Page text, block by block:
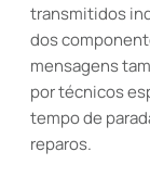
transmitidos
dos
mensagens
por técnicos
tempo de
reparos.